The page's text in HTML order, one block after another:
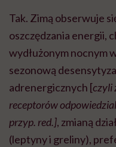
Tak. Zimą obserwuje
oszczędzania energii,
wydłużonym nocnym
sezonową
adrenergicznych [czyli
receptorów
przyp. red.], zmianą
(leptyny i greliny),